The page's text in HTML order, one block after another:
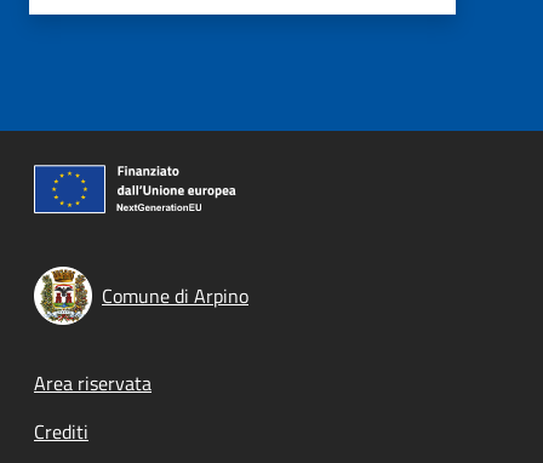
Comune di Arpino
Footer menu
Area riservata
Crediti